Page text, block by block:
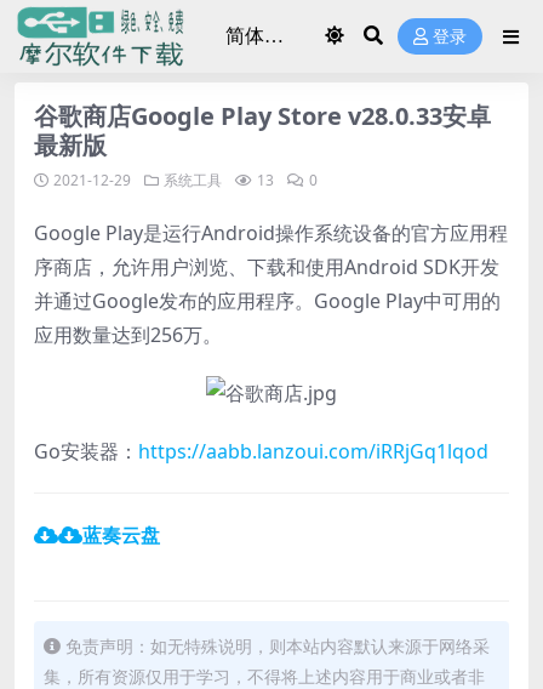
登录
谷歌商店Google Play Store v28.0.33安卓
最新版
2021-12-29 系统工具 13 0
Google Play是运行Android操作系统设备的官方应用程
序商店，允许用户浏览、下载和使用Android SDK开发
并通过Google发布的应用程序。Google Play中可用的
应用数量达到256万。
Go安装器： https://aabb.lanzoui.com/iRRjGq1lqod
蓝奏云盘
免责声明：如无特殊说明，则本站内容默认来源于网络采
集，所有资源仅用于学习，不得将上述内容用于商业或者非